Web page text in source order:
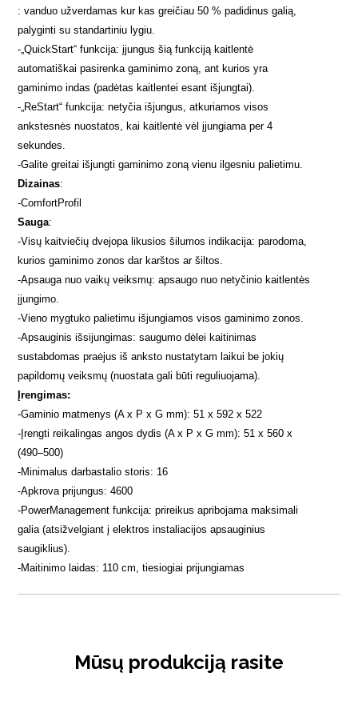
: vanduo užverdamas kur kas greičiau 50 % padidinus galią,
palyginti su standartiniu lygiu.
-„QuickStart“ funkcija: įjungus šią funkciją kaitlentė
automatiškai pasirenka gaminimo zoną, ant kurios yra
gaminimo indas (padėtas kaitlentei esant išjungtai).
-„ReStart“ funkcija: netyčia išjungus, atkuriamos visos
ankstesnės nuostatos, kai kaitlentė vėl įjungiama per 4
sekundes.
-Galite greitai išjungti gaminimo zoną vienu ilgesniu palietimu.
Dizainas:
-ComfortProfil
Sauga:
-Visų kaitviečių dvejopa likusios šilumos indikacija: parodoma,
kurios gaminimo zonos dar karštos ar šiltos.
-Apsauga nuo vaikų veiksmų: apsaugo nuo netyčinio kaitlentės
įjungimo.
-Vieno mygtuko palietimu išjungiamos visos gaminimo zonos.
-Apsauginis išsijungimas: saugumo dėlei kaitinimas
sustabdomas praėjus iš anksto nustatytam laikui be jokių
papildomų veiksmų (nuostata gali būti reguliuojama).
Įrengimas:
-Gaminio matmenys (A x P x G mm): 51 x 592 x 522
- Įrengti reikalingas angos dydis (A x P x G mm): 51 x 560 x
(490–500)
-Minimalus darbastalio storis: 16
-Apkrova prijungus: 4600
-PowerManagement funkcija: prireikus apribojama maksimali
galia (atsižvelgiant į elektros instaliacijos apsauginius
saugiklius).
-Maitinimo laidas: 110 cm, tiesiogiai prijungiamas
Mūsų produkciją rasite